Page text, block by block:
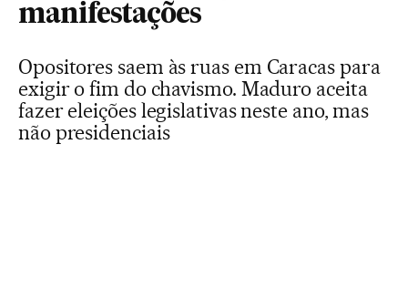
manifestações
Opositores saem às ruas em Caracas para
exigir o fim do chavismo. Maduro aceita
fazer eleições legislativas neste ano, mas
não presidenciais